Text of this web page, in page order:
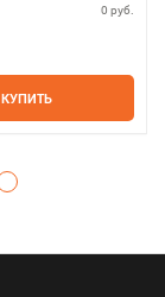
0 руб.
КУПИТЬ